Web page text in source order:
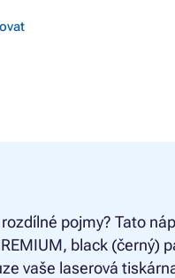
pojmy? Tato
black (černý)
vaše laserová